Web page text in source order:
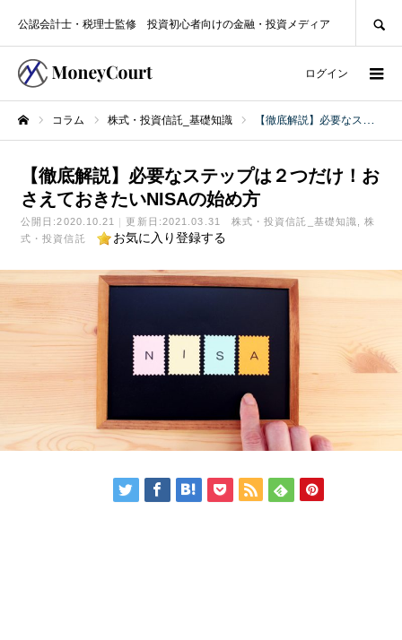
公認会計士・税理士監修 投資初心者向けの金融・投資メディア
ログイン
コラム 株式・投資信託_基礎知識 【徹底解説】必要なステップは２つだけ！おさえておきたいNISAの始め方
【徹底解説】必要なステップは２つだけ！お
さえておきたいNISAの始め方
公開日:2020.10.21 更新日:2021.03.31 株式・投資信託_基礎知識
株
式・投資信託
お気に入り登録する